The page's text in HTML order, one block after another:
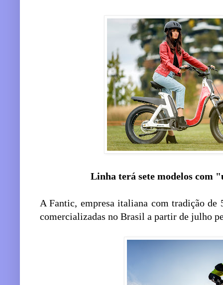
Linha terá sete modelos com
A Fantic, empresa italiana com tradição de
comercializadas no Brasil a partir de julho